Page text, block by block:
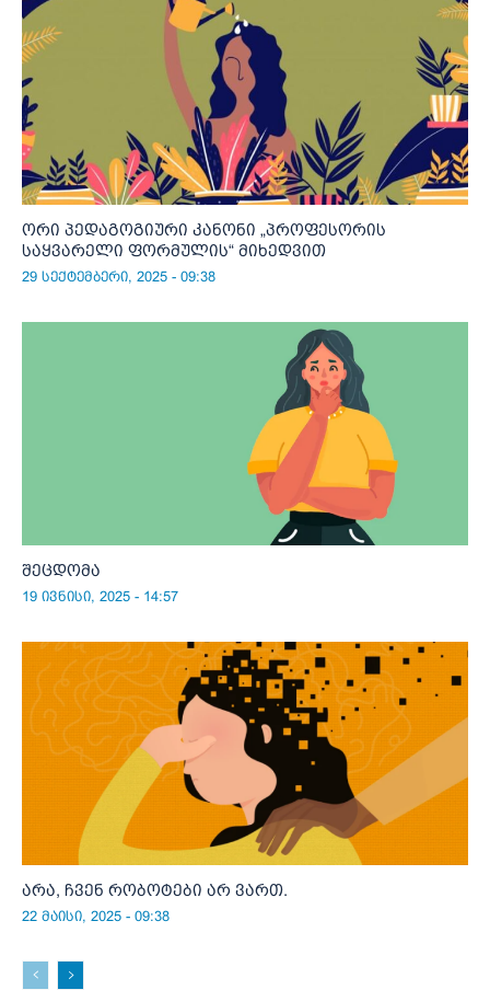
ორი პედაგოგიური კანონი „პროფესორის
საყვარელი ფორმულის“ მიხედვით
29 სექტემბერი, 2025 - 09:38
შეცდომა
19 ივნისი, 2025 - 14:57
არა, ჩვენ რობოტები არ ვართ.
22 მაისი, 2025 - 09:38